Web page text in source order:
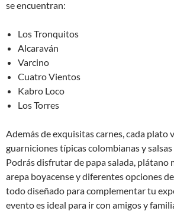
se encuentran:
Los Tronquitos
Alcaraván
Varcino
Cuatro Vientos
Kabro Loco
Los Torres
Además de exquisitas carnes, cada plato
guarniciones típicas colombianas y
Podrás disfrutar de papa salada, plátano
arepa boyacense y diferentes opciones
todo diseñado para complementar tu
evento es ideal para ir con amigos y